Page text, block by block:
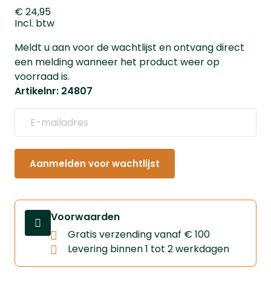
€ 24,95
Incl. btw
Meldt u aan voor de wachtlijst en ontvang direct
een melding wanneer het product weer op
voorraad is.
Artikelnr: 24807
Aanmelden voor wachtlijst
Voorwaarden
Gratis verzending vanaf € 100
Levering binnen 1 tot 2 werkdagen